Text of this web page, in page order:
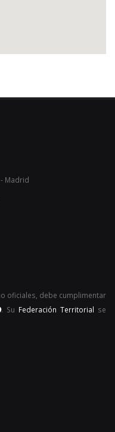
Madrid
oficiales, debe cumplimentar
. Su Federación Territorial se